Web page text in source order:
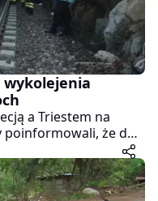
wykolejenia
a Triestem na
poinformowali, że do
ziemi, które opadło
Na pokładzie
nic się nie stało.